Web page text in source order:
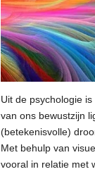
Uit de psychologie
van ons bewustzijn
(betekenisvolle)
Met behulp van
vooral in relatie met